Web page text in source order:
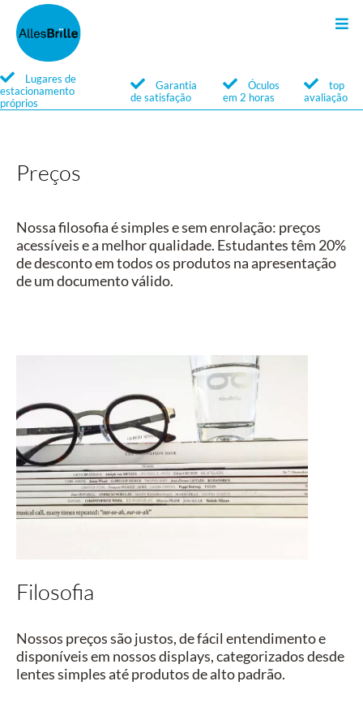
Lugares de
estacionamento
próprios
Garantia
de satisfação
Óculos
em 2 horas
top
avaliação
Preços
Nossa filosofia é simples e sem enrolação: preços
acessíveis e a melhor qualidade. Estudantes têm 20%
de desconto em todos os produtos na apresentação
de um documento válido.
Filosofia
Nossos preços são justos, de fácil entendimento e
disponíveis em nossos displays, categorizados desde
lentes simples até produtos de alto padrão.
Serviços
Serviços